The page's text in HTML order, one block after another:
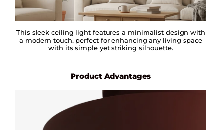
This sleek ceiling light features a minimalist design with
a modern touch, perfect for enhancing any living space
with its simple yet striking silhouette.
Product Advantages